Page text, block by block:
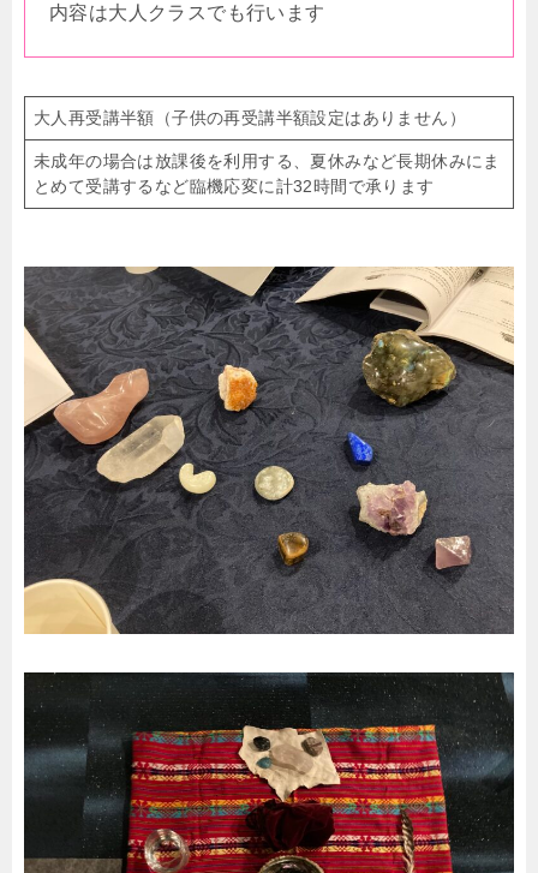
内容は大人クラスでも行います
大人再受講半額（子供の再受講半額設定はありません）
未成年の場合は放課後を利用する、夏休みなど長期休みにま
とめて受講するなど臨機応変に計32時間で承ります